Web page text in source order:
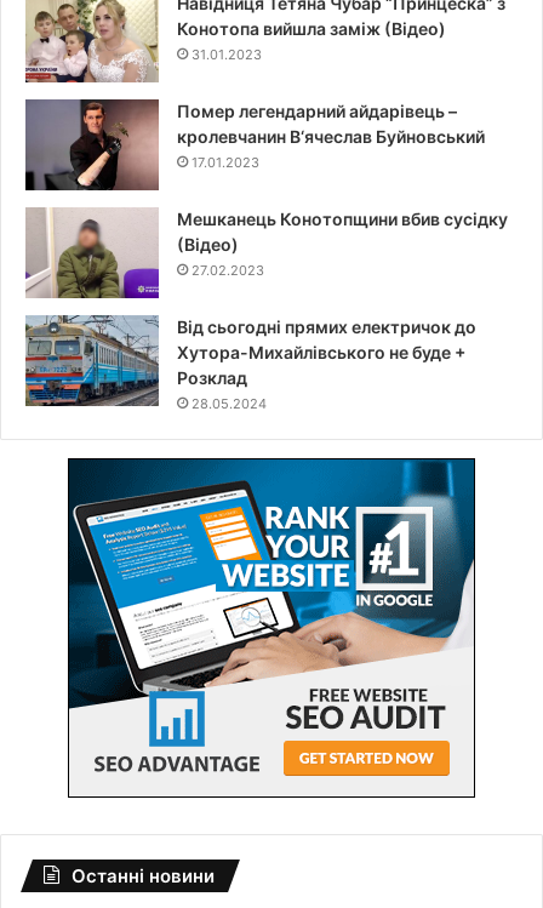
Конотопа вийшла заміж (Відео)
31.01.2023
Помер легендарний айдарівець –
кролевчанин В‘ячеслав Буйновський
17.01.2023
Мешканець Конотопщини вбив сусідку
(Відео)
27.02.2023
Від сьогодні прямих електричок до
Хутора-Михайлівського не буде +
Розклад
28.05.2024
Останні новини